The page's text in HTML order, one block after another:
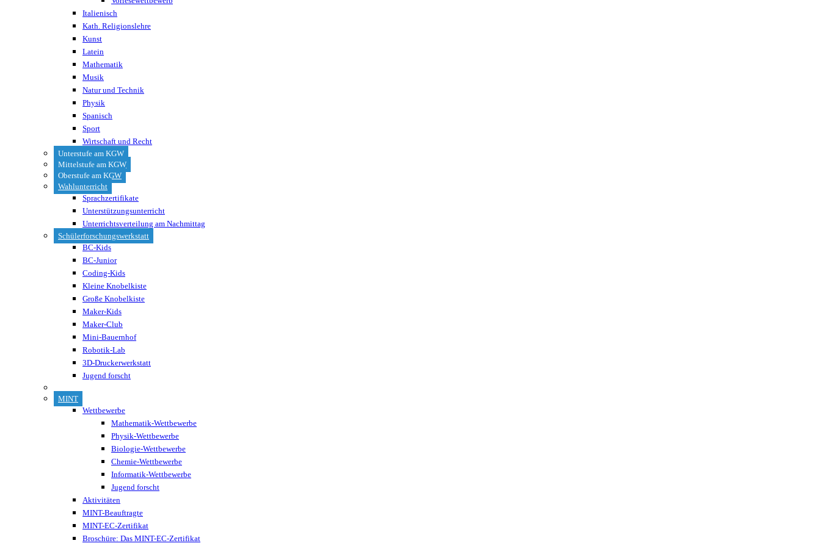
Italienisch
Kath. Religionslehre
Kunst
Latein
Mathematik
Musik
Natur und Technik
Physik
Spanisch
Sport
Wirtschaft und Recht
Unterstufe am KGW
Mittelstufe am KGW
Oberstufe am KGW
Wahlunterricht
Sprachzertifikate
Unterstützungsunterricht
Unterrichtsverteilung am Nachmittag
Schülerforschungswerkstatt
BC-Kids
BC-Junior
Coding-Kids
Kleine Knobelkiste
Große Knobelkiste
Maker-Kids
Maker-Club
Mini-Bauernhof
Robotik-Lab
3D-Druckerwerkstatt
Jugend forscht
MINT
Wettbewerbe
Mathematik-Wettbewerbe
Physik-Wettbewerbe
Biologie-Wettbewerbe
Chemie-Wettbewerbe
Informatik-Wettbewerbe
Jugend forscht
Aktivitäten
MINT-Beauftragte
MINT-EC-Zertifikat
Broschüre: Das MINT-EC-Zertifikat